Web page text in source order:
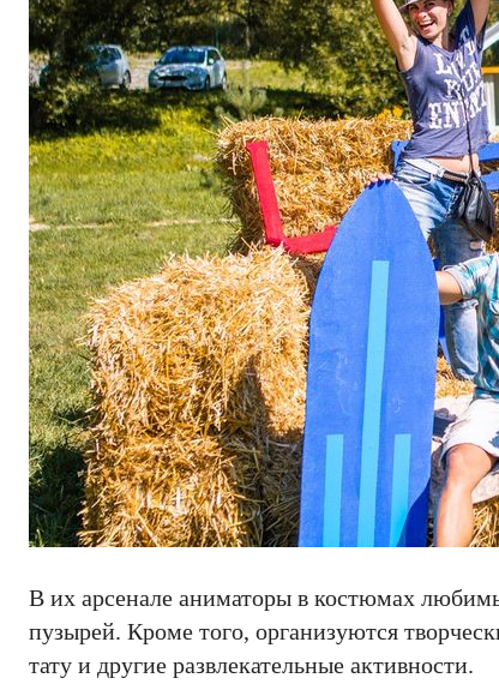
В их арсенале аниматоры в костюмах
пузырей. Кроме того, организуются
тату и другие развлекательные активности.